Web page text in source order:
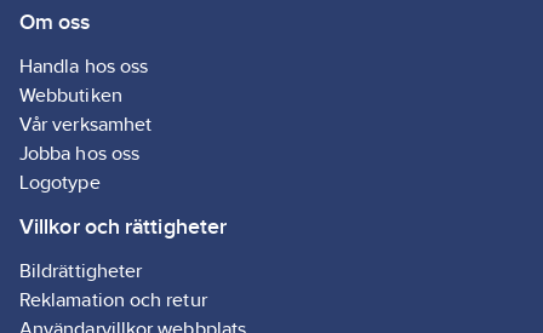
Om oss
Handla hos oss
Webbutiken
Vår verksamhet
Jobba hos oss
Logotype
Villkor och rättigheter
Bildrättigheter
Reklamation och retur